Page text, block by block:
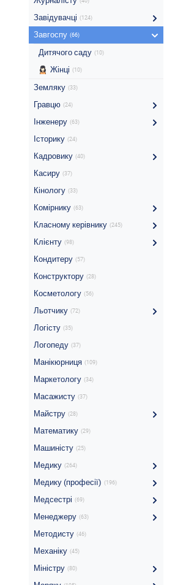
Завідувачці (124)
Завгоспу (66)
Дитячого саду (10)
Жінці (10)
Земляку (33)
Гравцю (24)
Інженеру (63)
Історику (24)
Кадровику (40)
Касиру (37)
Кінологу (33)
Комірнику (63)
Класному керівнику (245)
Клієнту (98)
Кондитеру (57)
Конструктору (28)
Косметологу (56)
Льотчику (72)
Логісту (35)
Логопеду (37)
Манікюрниця (109)
Маркетологу (34)
Масажисту (37)
Майстру (28)
Математику (29)
Машиністу (25)
Медику (264)
Медику (професії) (196)
Медсестрі (69)
Менеджеру (63)
Методисту (46)
Механіку (45)
Міністру (80)